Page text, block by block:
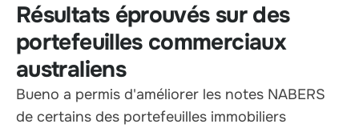
Résultats éprouvés sur des
portefeuilles commerciaux
australiens
Bueno a permis d'améliorer les notes NABERS
de certains des portefeuilles immobiliers